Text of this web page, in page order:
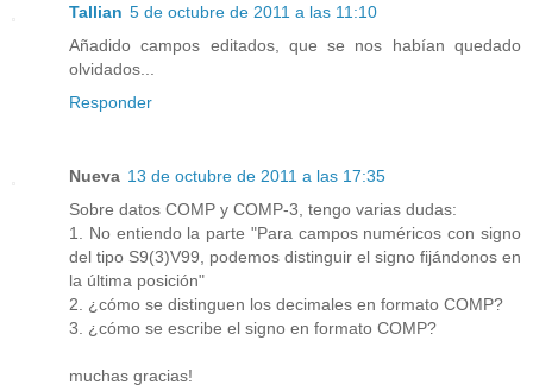
Tallian 5 de octubre de 2011 a las 11:10
Añadido campos editados, que se nos habían quedado
olvidados...
Responder
Nueva 13 de octubre de 2011 a las 17:35
Sobre datos COMP y COMP-3, tengo varias dudas:
1. No entiendo la parte "Para campos numéricos con signo
del tipo S9(3)V99, podemos distinguir el signo fijándonos en
la última posición"
2. ¿cómo se distinguen los decimales en formato COMP?
3. ¿cómo se escribe el signo en formato COMP?
muchas gracias!